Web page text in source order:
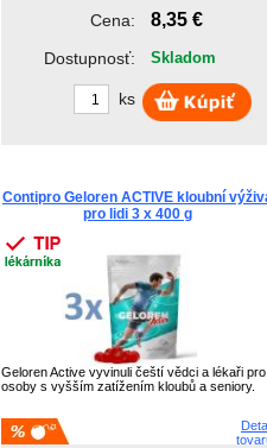
Cena: 8,35 €
Dostupnosť: Skladom
ks
Contipro Geloren ACTIVE kloubní
pro lidi 3 x 400 g
Geloren Active vyvinuli čeští vědci a lékaři pro
osoby s vyšším zatížením kloubů a seniory.